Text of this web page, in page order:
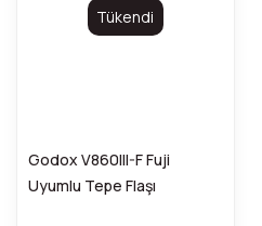
Tükendi
Godox V860III-F Fuji
Uyumlu Tepe Flaşı